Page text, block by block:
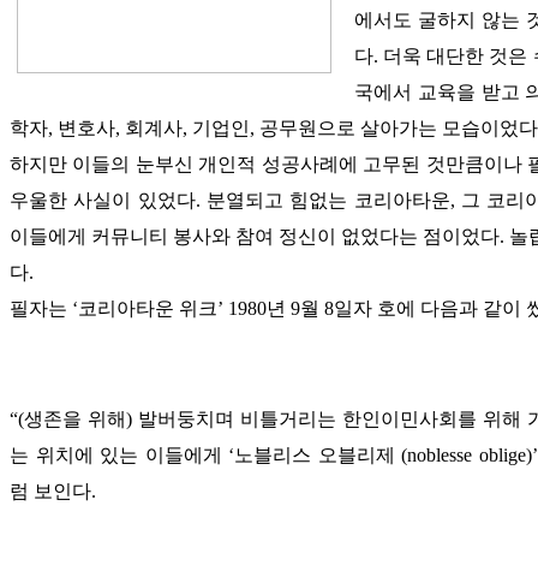
에서도 굴하지 않는
다. 더욱 대단한 것은
국에서 교육을 받고
학자, 변호사, 회계사, 기업인, 공무원으로 살아가는 모습이었
하지만 이들의 눈부신 개인적 성공사례에 고무된 것만큼이나
우울한 사실이 있었다. 분열되고 힘없는 코리아타운, 그 코리
이들에게 커뮤니티 봉사와 참여 정신이 없었다는 점이었다. 놀
다.
필자는 ‘코리아타운 위크’ 1980년 9월 8일자 호에 다음과 같이
“(생존을 위해) 발버둥치며 비틀거리는 한인이민사회를 위해
는 위치에 있는 이들에게 ‘노블리스 오블리제 (noblesse
럼 보인다.